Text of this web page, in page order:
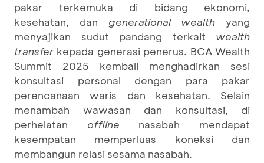
pakar terkemuka di bidang ekonomi,
kesehatan, dan generational wealth yang
menyajikan sudut pandang terkait wealth
transfer kepada generasi penerus. BCA Wealth
Summit 2025 kembali menghadirkan sesi
konsultasi personal dengan para pakar
perencanaan waris dan kesehatan. Selain
menambah wawasan dan konsultasi, di
perhelatan offline nasabah mendapat
kesempatan memperluas koneksi dan
membangun relasi sesama nasabah.